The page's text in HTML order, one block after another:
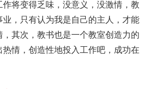
将变得乏味，没意义，没激情，教
业，只有认为我是自己的主人，才能
其次，教书也是一个教室创造力的
情，创造性地投入工作吧，成功在